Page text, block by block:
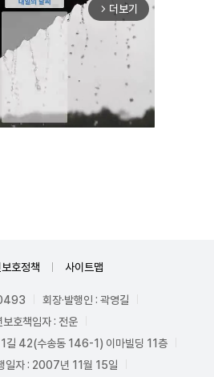
arrow_forward_ios 더보기
호정책 사이트맵
회장·발행인 : 곽영길
보호책임자 : 전운
1길 42(수송동 146-1) 이마빌딩 11층
일자 : 2007년 11월 15일